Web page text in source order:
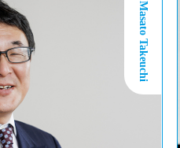
Masato Takeuchi